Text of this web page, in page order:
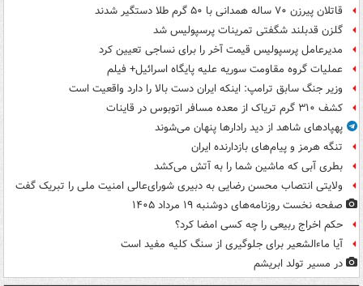
قاتلان پیرزن ۷۰ ساله همدانی با ۵۰ گرم طلا دستگیر شدند
گلزن قدبلند شگفتی تمرینات پرسپولیس شد
مدیرعامل پرسپولیس قیمت آخر را برای نساجی تعیین کرد
عملیات گروه مقاومت سوریه علیه پایگاه اسرائیل+ فیلم
وزیر جنگ سابق ترامپ: اینکه ایران دست بالا را دارد واقعیت است
کشف ۳۱۰ گرم تریاک از معده مسافر اتوبوس در قاینات
پهپادهای شاهد از دید رادارها پنهان می‌شوند
تنگه هرمز و پیام‌های بازدارنده ایران
بطری آبی که ماشین شما را به آتش می‌کشد
ولایتی انتصاب محسن رضایی به دبیری شورای‌عالی امنیت ملی را تبریک گفت
صفحه نخست روزنامه‌های دوشنبه ۱۹ مرداد ۱۴۰۵
حکم اخراج ربیعی را چه کسی امضا کرد؟
آیا ماءالشعیر برای جلوگیری از سنگ کلیه مفید است
در مسیر تولد ابریشم